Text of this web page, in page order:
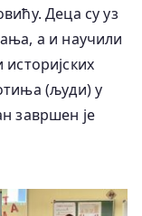
Деца су уз
а и научили
(људи) у
завршен је